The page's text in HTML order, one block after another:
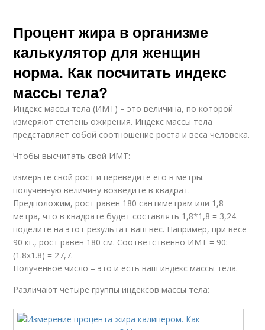
Процент жира в организме
калькулятор для женщин
норма. Как посчитать индекс
массы тела?
Индекс массы тела (ИМТ) – это величина, по которой
измеряют степень ожирения. Индекс массы тела
представляет собой соотношение роста и веса человека.
Чтобы высчитать свой ИМТ:
измерьте свой рост и переведите его в метры.
полученную величину возведите в квадрат.
Предположим, рост равен 180 сантиметрам или 1,8
метра, что в квадрате будет составлять 1,8*1,8 = 3,24.
поделите на этот результат ваш вес. Например, при весе
90 кг., рост равен 180 см. Соответственно ИМТ = 90:
(1.8х1.8) = 27,7.
Полученное число – это и есть ваш индекс массы тела.
Различают четыре группы индексов массы тела: